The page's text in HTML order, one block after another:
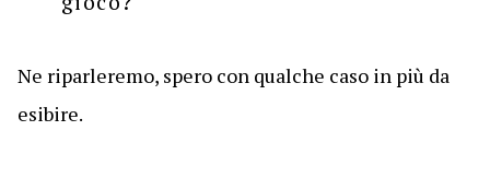
Ne riparleremo, spero con qualche caso in più da
esibire.